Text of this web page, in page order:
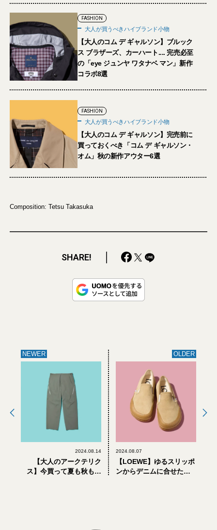
FASHION
大人が買うべきハイブランド小物
【大人のコム デ ギャルソン】ブルック
ス ブラザーズ、カーハート.... 完売必至
の「eye ジュンヤ ワタナベ マン」新作
コラボ8選
FASHION
大人が買うべきハイブランド小物
【大人のコム デ ギャルソン】完売前に
買っておくべき「コム デ ギャルソン・
オム」秋の新作アウター6選
Composition: Tetsu Takasuka
SHARE!
NEWER
2024.08.14
【大人のアークテリク
ス】今買って夏も秋も快
OLDER
2024.08.07
【LOEWE】ゆるスリッポ
ンからデニムに合せたい